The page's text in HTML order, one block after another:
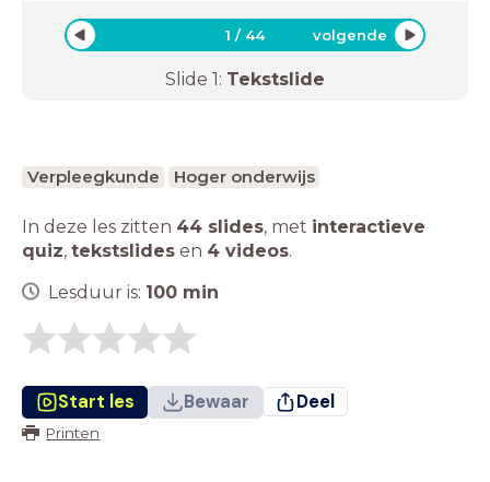
1 / 44 volgende
Slide 1: Tekstslide
Verpleegkunde Hoger onderwijs
In deze les zitten 44 slides, met interactieve
quiz, tekstslides en 4 videos.
Lesduur is: 100 min
Start les Bewaar Deel
Printen